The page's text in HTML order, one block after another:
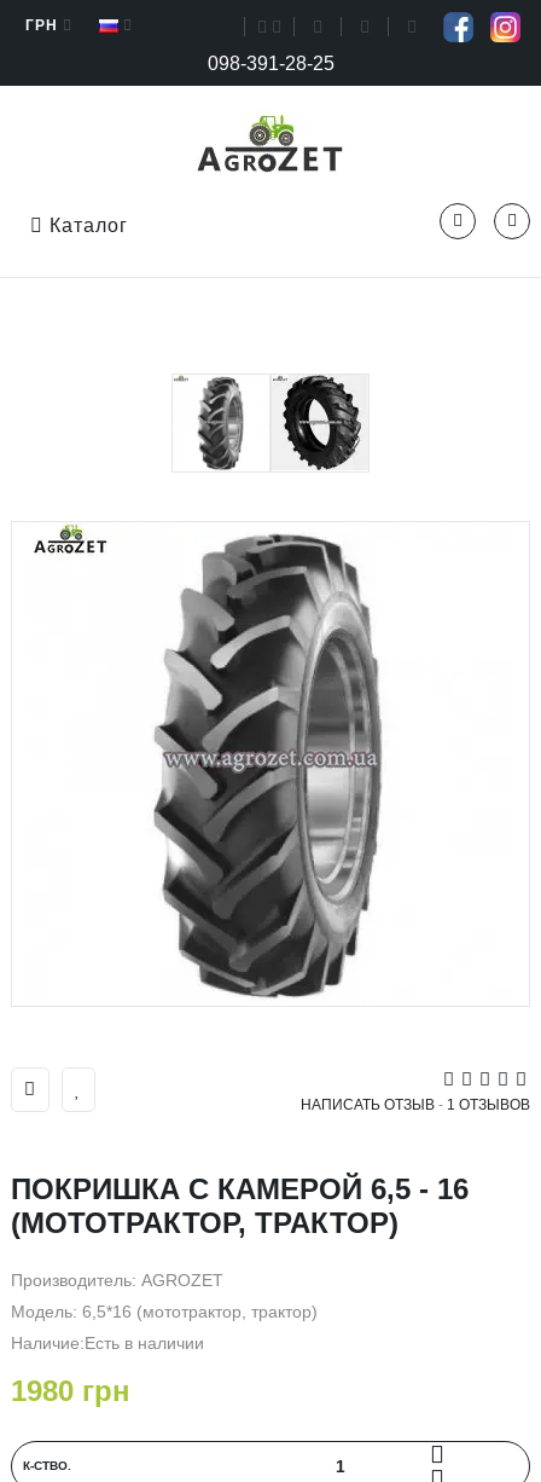
ГРН
098-391-28-25
Каталог
НАПИСАТЬ ОТЗЫВ - 1 ОТЗЫВОВ
ПОКРИШКА С КАМЕРОЙ 6,5 - 16
(МОТОТРАКТОР, ТРАКТОР)
Производитель: AGROZET
Модель: 6,5*16 (мототрактор, трактор)
Наличие:Есть в наличии
1980 грн
К-СТВО.